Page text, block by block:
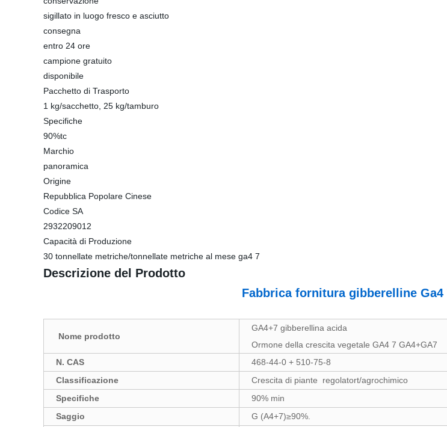
sigillato in luogo fresco e asciutto
consegna
entro 24 ore
campione gratuito
disponibile
Pacchetto di Trasporto
1 kg/sacchetto, 25 kg/tamburo
Specifiche
90%tc
Marchio
panoramica
Origine
Repubblica Popolare Cinese
Codice SA
2932209012
Capacità di Produzione
30 tonnellate metriche/tonnellate metriche al mese ga4 7
Descrizione del Prodotto
Fabbrica fornitura gibberelline Ga4
Nome prodotto
GA4+7 gibberellina acida
Ormone della crescita vegetale GA4 7 GA4+GA7
N. CAS
468-44-0 + 510-75-8
Classificazione
Crescita di piante regolatort/agrochimico
Specifiche
90% min
Saggio
G (A4+7)≥90%.